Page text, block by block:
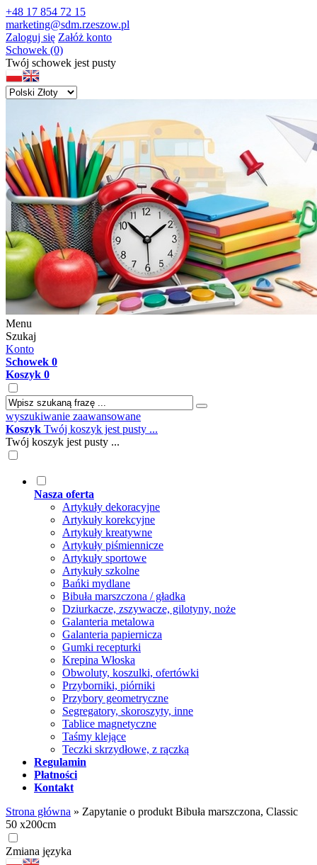
+48 17 854 72 15
marketing@sdm.rzeszow.pl
Zaloguj się Załóż konto
Schowek (0)
Twój schowek jest pusty
Menu
Szukaj
Konto
Schowek 0
Koszyk 0
wyszukiwanie zaawansowane
Koszyk Twój koszyk jest pusty ...
Twój koszyk jest pusty ...
Nasza oferta
Artykuły dekoracyjne
Artykuły korekcyjne
Artykuły kreatywne
Artykuły piśmiennicze
Artykuły sportowe
Artykuły szkolne
Bańki mydlane
Bibuła marszczona / gładka
Dziurkacze, zszywacze, gilotyny, noże
Galanteria metalowa
Galanteria papiernicza
Gumki recepturki
Krepina Włoska
Obwoluty, koszulki, ofertówki
Przyborniki, piórniki
Przybory geometryczne
Segregatory, skoroszyty, inne
Tablice magnetyczne
Taśmy klejące
Teczki skrzydłowe, z rączką
Regulamin
Płatności
Kontakt
Strona główna » Zapytanie o produkt Bibuła marszczona, Classic
50 x200cm
Zmiana języka